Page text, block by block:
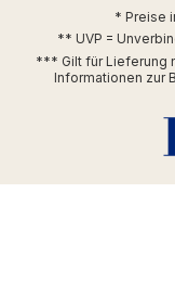
* Preise
** UVP =
*** Gilt für Lieferung
Informationen zur